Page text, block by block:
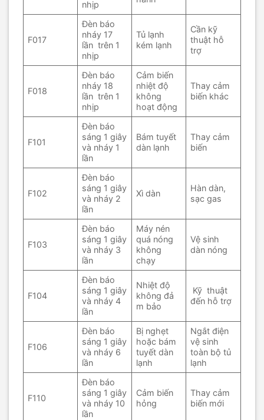
nhịp
F017
Đèn báo
nháy 17
lần trên 1
nhịp
Tủ lạnh
kém lạnh
Cần kỹ
thuật hỗ
trợ
F018
Đèn báo
nháy 18
lần trên 1
nhịp
Cảm biến
nhiệt độ
không
hoạt động
Thay cảm
biến khác
F101
Đèn báo
sáng 1 giây
và nháy 1
lần
Bám tuyết
dàn lạnh
Thay cảm
biến
F102
Đèn báo
sáng 1 giây
và nháy 2
lần
Xì dàn
Hàn dàn,
sạc gas
F103
Đèn báo
sáng 1 giây
và nháy 3
lần
Máy nén
quá nóng
không
chạy
Vệ sinh
dàn nóng
F104
Đèn báo
sáng 1 giây
và nháy 4
lần
Nhiệt độ
không đả
m bảo
Kỹ thuật
đến hỗ trợ
F106
Đèn báo
sáng 1 giây
và nháy 6
lần
Bị nghẹt
hoặc bám
tuyết dàn
lạnh
Ngắt điện
vệ sinh
toàn bộ tủ
lạnh
F110
Đèn báo
sáng 1 giây
và nháy 10
lần
Cảm biến
hỏng
Thay cảm
biến mới